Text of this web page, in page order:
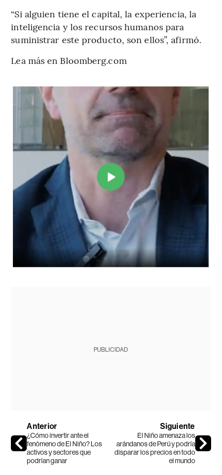
“Si alguien tiene el capital, la experiencia, la
inteligencia y los recursos humanos para
suministrar este producto, son ellos”, afirmó.
Lea más en Bloomberg.com
PUBLICIDAD
Anterior
¿Cómo invertir ante el
fenómeno de El Niño? Los
activos y sectores que
podrían ganar
Siguiente
El Niño amenaza los
arándanos de Perú y podría
disparar los precios en todo
el mundo